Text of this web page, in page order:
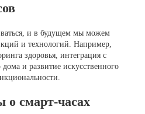
и в будущем мы можем
и технологий. Например,
здоровья, интеграция с
и развитие искусственного
о смарт-часах